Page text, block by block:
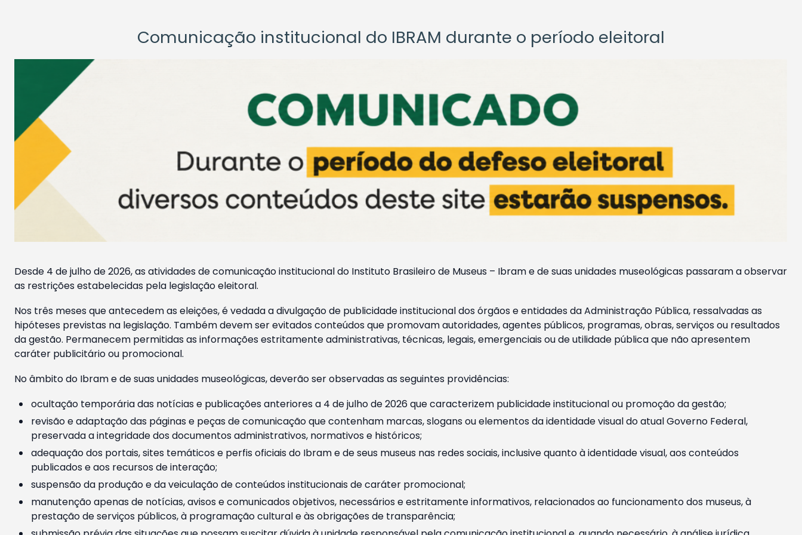
Comunicação institucional do IBRAM durante o período eleitoral
Desde 4 de julho de 2026, as atividades de comunicação institucional do Instituto Brasileiro de Museus – Ibram e de suas unidades museológicas passaram a observar
as restrições estabelecidas pela legislação eleitoral.
Nos três meses que antecedem as eleições, é vedada a divulgação de publicidade institucional dos órgãos e entidades da Administração Pública, ressalvadas as
hipóteses previstas na legislação. Também devem ser evitados conteúdos que promovam autoridades, agentes públicos, programas, obras, serviços ou resultados
da gestão. Permanecem permitidas as informações estritamente administrativas, técnicas, legais, emergenciais ou de utilidade pública que não apresentem
caráter publicitário ou promocional.
No âmbito do Ibram e de suas unidades museológicas, deverão ser observadas as seguintes providências:
ocultação temporária das notícias e publicações anteriores a 4 de julho de 2026 que caracterizem publicidade institucional ou promoção da gestão;
revisão e adaptação das páginas e peças de comunicação que contenham marcas, slogans ou elementos da identidade visual do atual Governo Federal,
preservada a integridade dos documentos administrativos, normativos e históricos;
adequação dos portais, sites temáticos e perfis oficiais do Ibram e de seus museus nas redes sociais, inclusive quanto à identidade visual, aos conteúdos
publicados e aos recursos de interação;
suspensão da produção e da veiculação de conteúdos institucionais de caráter promocional;
manutenção apenas de notícias, avisos e comunicados objetivos, necessários e estritamente informativos, relacionados ao funcionamento dos museus, à
prestação de serviços públicos, à programação cultural e às obrigações de transparência;